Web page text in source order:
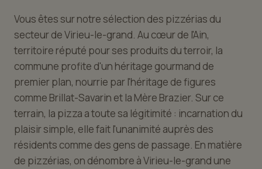
Vous êtes sur notre sélection des pizzérias du
secteur de Virieu-le-grand. Au cœur de l'Ain,
territoire réputé pour ses produits du terroir, la
commune profite d'un héritage gourmand de
premier plan, nourrie par l'héritage de figures
comme Brillat-Savarin et la Mère Brazier. Sur ce
terrain, la pizza a toute sa légitimité : incarnation du
plaisir simple, elle fait l'unanimité auprès des
résidents comme des gens de passage. En matière
de pizzérias, on dénombre à Virieu-le-grand une